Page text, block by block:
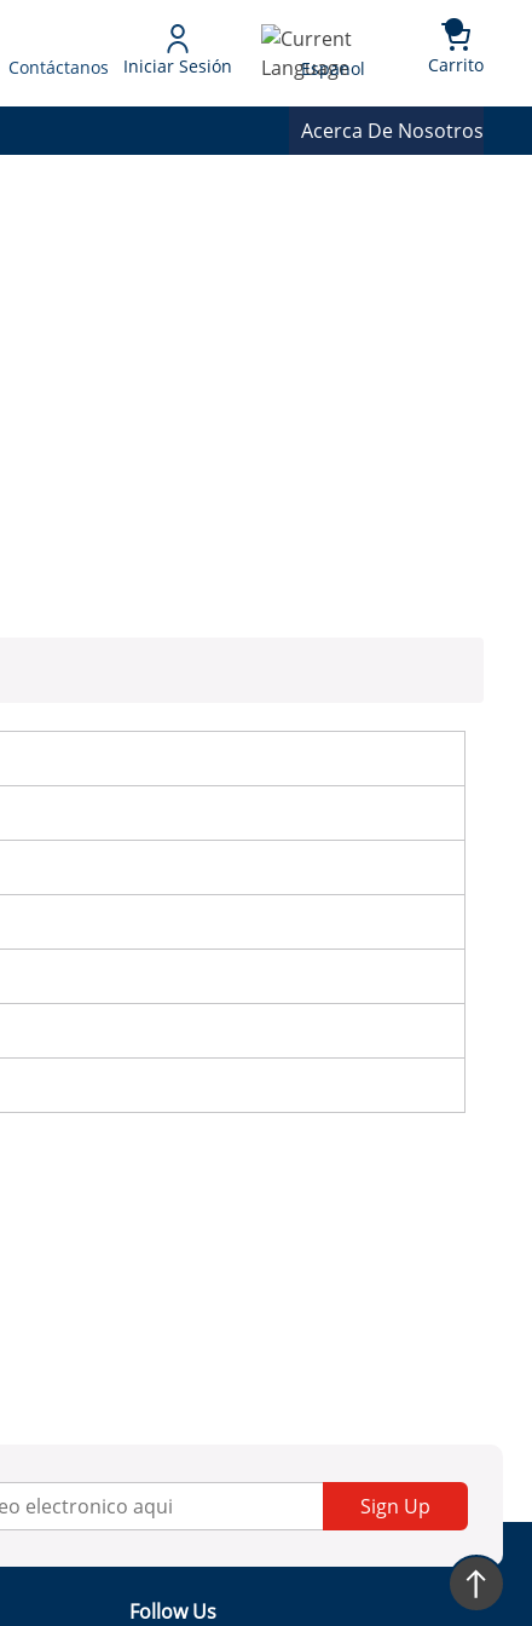
Contáctanos Iniciar Sesión Language
Espanol Carrito{0}
Acerca De Nosotros
Sign Up
Follow Us